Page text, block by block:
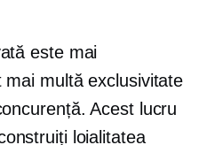
este mai
multă exclusivitate
Acest lucru
loialitatea